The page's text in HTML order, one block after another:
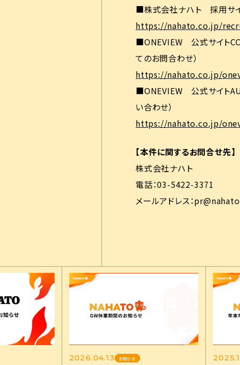
■株式会社ナハト 採用サイ
https://nahato.co.jp/
■ONEVIEW 公式サイト
てのお問合わせ）
https://nahato.co.jp/
■ONEVIEW 公式サイト
い合わせ）
https://nahato.co.jp/
【本件に関するお問合せ先】
株式会社ナハト
電話：03-5422-3371
メールアドレス：
2026.04.13 お知らせ